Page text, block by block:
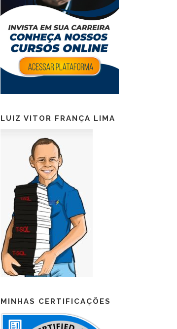
4). Possible missing or invalid
LUIZ VITOR FRANÇA LIMA
MINHAS CERTIFICAÇÕES